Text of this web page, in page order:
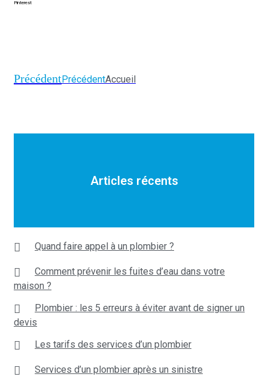
Pinterest
PrécédentPrécédentAccueil
Articles récents
Quand faire appel à un plombier ?
Comment prévenir les fuites d’eau dans votre
maison ?
Plombier : les 5 erreurs à éviter avant de signer un
devis
Les tarifs des services d’un plombier
Services d’un plombier après un sinistre